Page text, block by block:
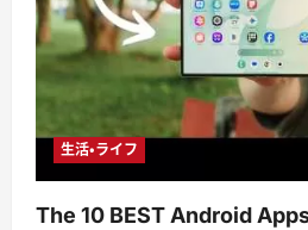
生活・ライフ
The 10 BEST Android